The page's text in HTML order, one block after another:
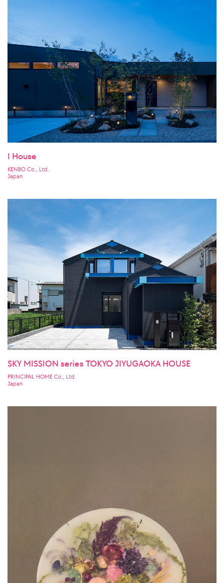
I House
KENBO Co., Ltd.
Japan
SKY MISSION series TOKYO JIYUGAOKA HOUSE
PRINCIPAL HOME Co., Ltd.
Japan